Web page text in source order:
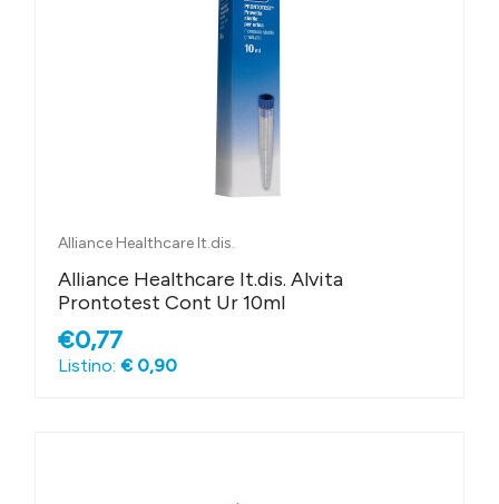
Alliance Healthcare It.dis.
Alliance Healthcare It.dis. Alvita
Prontotest Cont Ur 10ml
€0,77
Listino: € 0,90